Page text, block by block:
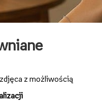
z możliwością